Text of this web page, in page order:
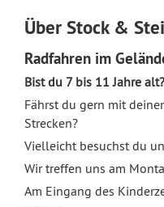
Über Stock &
Radfahren im
Bist du 7 bis 11 Jahre alt?
Fährst du gern mit
Strecken?
Vielleicht besuchst du
Wir treffen uns am
Am Eingang des